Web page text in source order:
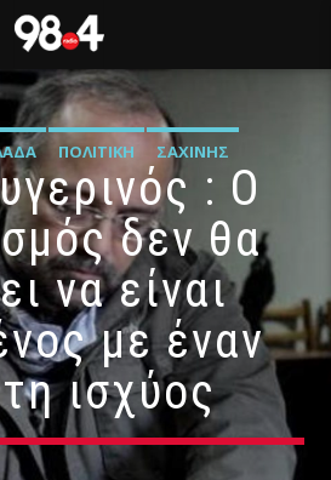
ΠΟΛΙΤΙΚΉ ΣΑΧΊΝΗΣ
: Ο
δεν θα
να είναι
με έναν
ισχύος